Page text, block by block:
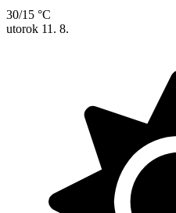
30/15 °C
utorok 11. 8.